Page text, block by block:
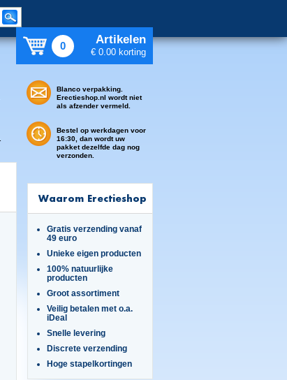
0 Artikelen
€ 0.00 korting
Blanco verpakking.
Erectieshop.nl wordt niet
als afzender vermeld.
Bestel op werkdagen voor
16:30, dan wordt uw
pakket dezelfde dag nog
verzonden.
Waarom Erectieshop
Gratis verzending vanaf
49 euro
Unieke eigen producten
100% natuurlijke
producten
Groot assortiment
Veilig betalen met o.a.
iDeal
Snelle levering
Discrete verzending
Hoge stapelkortingen